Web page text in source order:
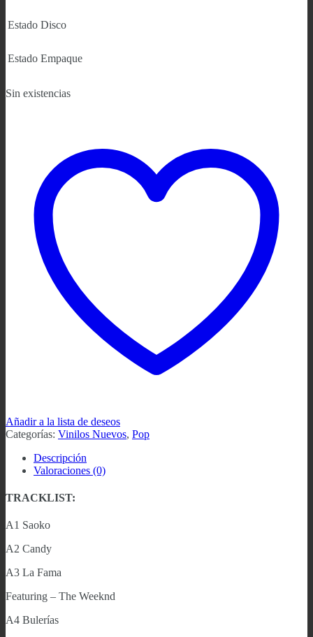
Estado Disco
Estado Empaque
Sin existencias
Añadir a la lista de deseos
Categorías: Vinilos Nuevos, Pop
Descripción
Valoraciones (0)
TRACKLIST:
A1 Saoko
A2 Candy
A3 La Fama
Featuring – The Weeknd
A4 Bulerías